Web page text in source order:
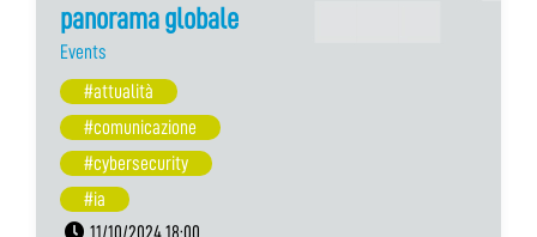
panorama globale
Events
#attualità
#comunicazione
#cybersecurity
#ia